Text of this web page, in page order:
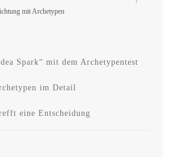
mit Archetypen
Spark“ mit dem Archetypentest
im Detail
eine Entscheidung